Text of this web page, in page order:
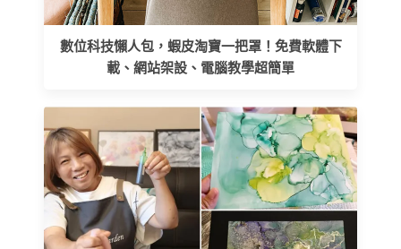
數位科技懶人包，蝦皮淘寶一把罩！免費軟體下
載、網站架設、電腦教學超簡單